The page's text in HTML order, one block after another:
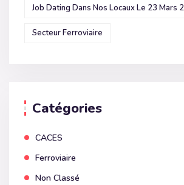
Job Dating Dans Nos Locaux Le 23 Mars
Secteur Ferroviaire
Catégories
CACES
Ferroviaire
Non Classé